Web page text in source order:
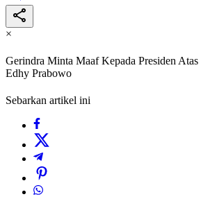
×
Gerindra Minta Maaf Kepada Presiden
Edhy Prabowo
Sebarkan artikel ini